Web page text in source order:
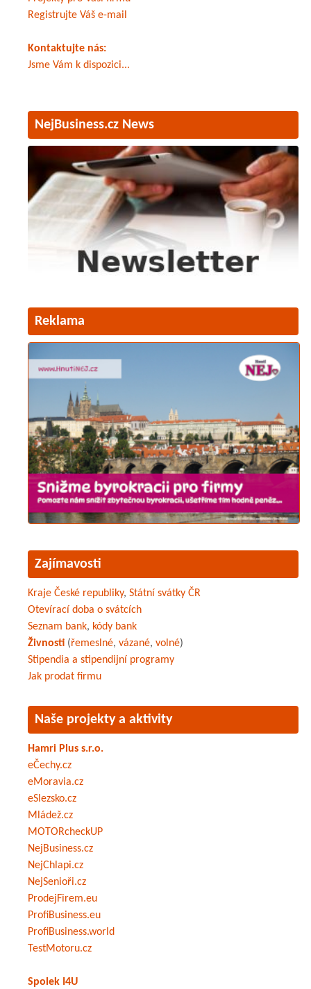
Registrujte Váš e-mail
Kontaktujte nás:
Jsme Vám k dispozici...
NejBusiness.cz News
Reklama
Zajímavosti
Kraje České republiky, Státní svátky ČR
Otevírací doba o svátcích
Seznam bank, kódy bank
Živnosti (řemeslné, vázané, volné)
Stipendia a stipendijní programy
Jak prodat firmu
Naše projekty a aktivity
Hamri Plus s.r.o.
eČechy.cz
eMoravia.cz
eSlezsko.cz
Mládež.cz
MOTORcheckUP
NejBusiness.cz
NejChlapi.cz
NejSenioři.cz
ProdejFirem.eu
ProfiBusiness.eu
ProfiBusiness.world
TestMotoru.cz
Spolek I4U